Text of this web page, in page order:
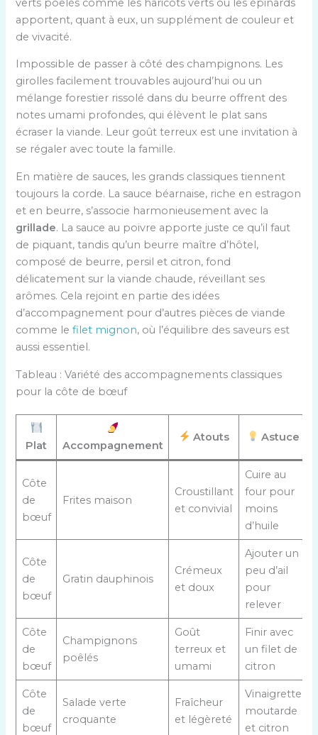
verts poêlés comme les haricots verts ou les épinards
apportent, quant à eux, un supplément de couleur et
de vivacité.
Impossible de passer à côté des champignons. Les
girolles facilement trouvables aujourd’hui ou un
mélange forestier rissolé dans du beurre offrent des
notes umami profondes, qui élèvent le plat sans
écraser la viande. Leur goût terreux est une invitation à
se régaler avec toute la famille.
En matière de sauces, les grands classiques tiennent
toujours la corde. La sauce béarnaise, riche en estragon
et en beurre, s’associe harmonieusement avec la
grillade. La sauce au poivre apporte juste ce qu’il faut
de piquant, tandis qu’un beurre maître d’hôtel,
composé de beurre, persil et citron, fond
délicatement sur la viande chaude, réveillant ses
arômes. Cela rejoint en partie des idées
d’accompagnement pour d’autres pièces de viande
comme lefilet mignon, où l’équilibre des saveurs est
aussi essentiel.
Tableau : Variété des accompagnements classiques
pour la côte de bœuf
Plat Accompagnement
Atouts Astuce
Côte
de
bœuf
Frites maison
Croustillant
et convivial
Cuire au
four pour
moins
d’huile
Côte
de
bœuf
Gratin dauphinois
Crémeux
et doux
Ajouter un
peu d’ail
pour
relever
Côte
de
bœuf
Champignons
poêlés
Goût
terreux et
umami
Finir avec
un filet de
citron
Côte
de
bœuf
Salade verte
croquante
Fraîcheur
et légèreté
Vinaigrette
moutarde
et citron